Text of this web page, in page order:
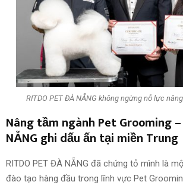
RITDO PET ĐÀ NẴNG không ngừng nỗ lực
Nâng tầm ngành Pet Grooming –
NẴNG ghi dấu ấn tại miền Trung
RITDO PET ĐÀ NẴNG đã chứng tỏ mình là
đào tạo hàng đầu trong lĩnh vực Pet